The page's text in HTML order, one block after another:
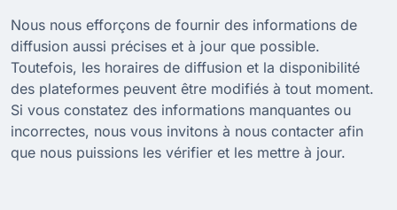
Nous nous efforçons de fournir des informations de
diffusion aussi précises et à jour que possible.
Toutefois, les horaires de diffusion et la disponibilité
des plateformes peuvent être modifiés à tout moment.
Si vous constatez des informations manquantes ou
incorrectes, nous vous invitons à nous contacter afin
que nous puissions les vérifier et les mettre à jour.